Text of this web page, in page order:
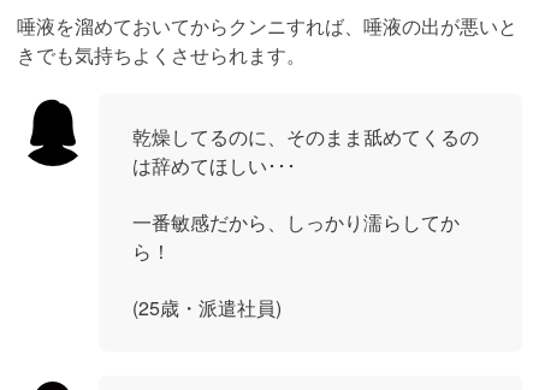
唾液を溜めておいてからクンニすれば、唾液の出が悪いと
きでも気持ちよくさせられます。
乾燥してるのに、そのまま舐めてくるの
は辞めてほしい･･･
一番敏感だから、しっかり濡らしてか
ら！
(25歳・派遣社員)